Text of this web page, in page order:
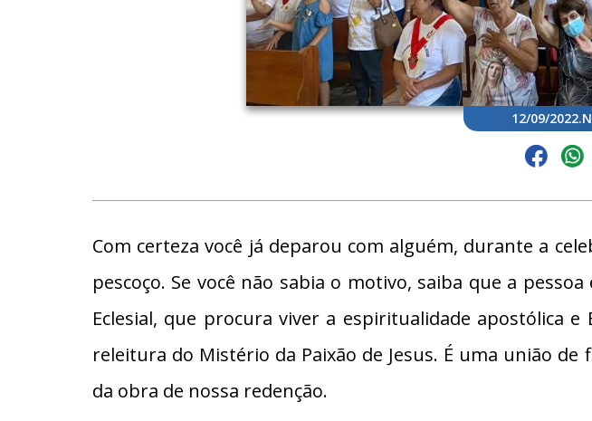
12/09/2022.
Com certeza você já deparou com alguém, durante a
pescoço. Se você não sabia o motivo, saiba que a
Eclesial, que procura viver a espiritualidade apostólica
releitura do Mistério da Paixão de Jesus. É uma união
da obra de nossa redenção.